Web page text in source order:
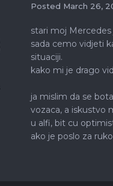
Posted March 26,
stari moj
sada cemo vidjeti
situaciji.
kako mi je drago
ja mislim da se
vozaca, a iskustvo
u alfi, bit cu
ako je poslo za